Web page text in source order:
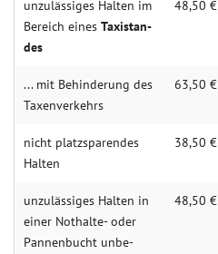
unzulässiges Halten im
Be­reich eines Taxi­stan­
des
48,50 €
... mit Be­hin­de­rung des
Taxen­ver­kehrs
63,50 €
nicht platz­sparendes
Halten
38,50 €
unzulässiges Halten in
einer Not­halte- oder
Pannen­bucht unbe­
48,50 €